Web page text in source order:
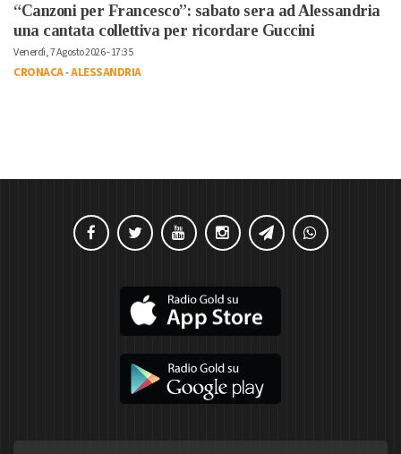
“Canzoni per Francesco”: sabato sera ad Alessandria
una cantata collettiva per ricordare Guccini
Venerdì, 7 Agosto 2026 - 17:35
CRONACA-ALESSANDRIA